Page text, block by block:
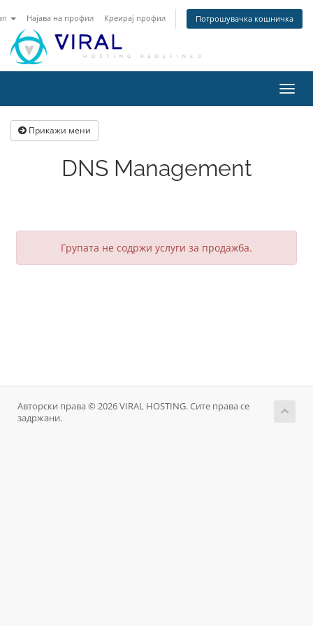
Најава на профил Креирај профил Потрошувачка кошничка
ја
Прикажи мени
DNS Management
Групата не содржи услуги за продажба.
Авторски права © 2026 VIRAL HOSTING. Сите права се
задржани.